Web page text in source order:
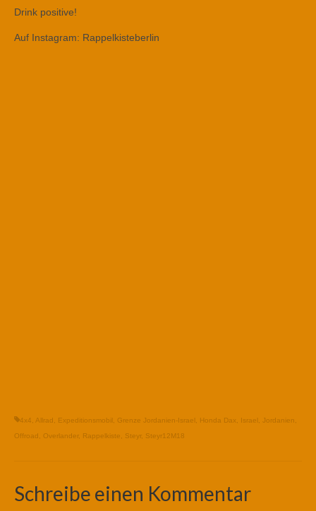
Drink positive!
Auf Instagram: Rappelkisteberlin
4x4 Allrad Expeditionsmobil Grenze Jordanien-Israel Honda Dax Israel Jordanien
Offroad
Overlander, Rappelkiste Steyr, Steyr12M18
Schreibe einen Kommentar